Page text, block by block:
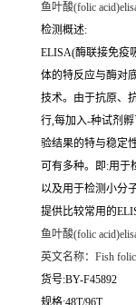
鱼叶酸(folic
检测概述:
ELISA(酶联接免疫
体的特反应与酶对
技术。由于抗原、
行,每加入-种试剂
验结果的特与稳定
可有多种。即:用于
以及用于检测小分
提供比较常用的
鱼叶酸(folic
英文名称： Fish
货号:BY-F45892